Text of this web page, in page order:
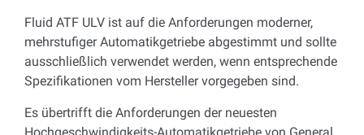
Fluid ATF ULV ist auf die Anforderungen moderner,
mehrstufiger Automatikgetriebe abgestimmt und sollte
ausschließlich verwendet werden, wenn entsprechende
Spezifikationen vom Hersteller vorgegeben sind.
Es übertrifft die Anforderungen der neuesten
Hochgeschwindigkeits-Automatikgetriebe von General